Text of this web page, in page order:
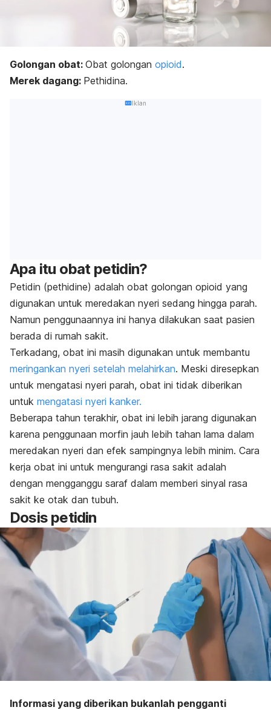
Golongan obat: Obat golongan opioid.
Merek dagang: Pethidina.
Iklan
Apa itu obat petidin?
Petidin (pethidine) adalah obat golongan opioid yang
digunakan untuk meredakan nyeri sedang hingga parah.
Namun penggunaannya ini hanya dilakukan saat pasien
berada di rumah sakit.
Terkadang, obat ini masih digunakan untuk membantu
meringankan nyeri setelah melahirkan. Meski diresepkan
untuk mengatasi nyeri parah, obat ini tidak diberikan
untuk mengatasi nyeri kanker.
Beberapa tahun terakhir, obat ini lebih jarang digunakan
karena penggunaan morfin jauh lebih tahan lama dalam
meredakan nyeri dan efek sampingnya lebih minim. Cara
kerja obat ini untuk mengurangi rasa sakit adalah
dengan mengganggu saraf dalam memberi sinyal rasa
sakit ke otak dan tubuh.
Dosis petidin
Informasi yang diberikan bukanlah pengganti